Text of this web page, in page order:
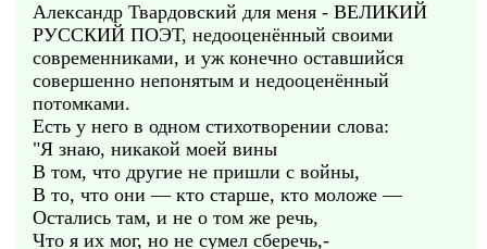
Александр Твардовский для меня - ВЕЛИКИЙ
РУССКИЙ ПОЭТ, недооценённый своими
современниками, и уж конечно оставшийся
совершенно непонятым и недооценённый
потомками.
Есть у него в одном стихотворении слова:
"Я знаю, никакой моей вины
В том, что другие не пришли с войны,
В то, что они — кто старше, кто моложе —
Остались там, и не о том же речь,
Что я их мог, но не сумел сберечь,-